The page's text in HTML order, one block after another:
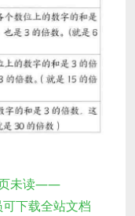
未读——
下载全站文档